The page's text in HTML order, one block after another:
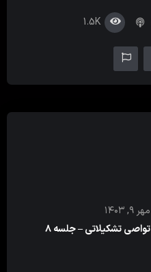
1.5K
مهر ۹, ۱۴۰۳
تواصی تشکیلاتی – جلسه ۸